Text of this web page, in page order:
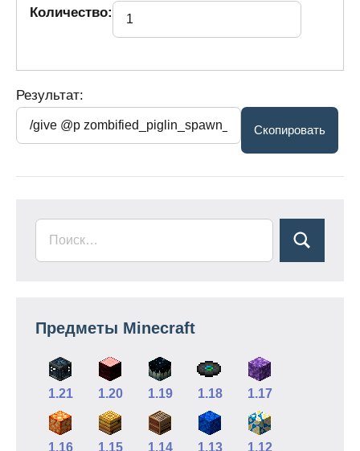
Количество:
Результат:
Предметы Minecraft
1.21 1.20 1.19 1.18 1.17
1.16 1.15 1.14 1.13 1.12